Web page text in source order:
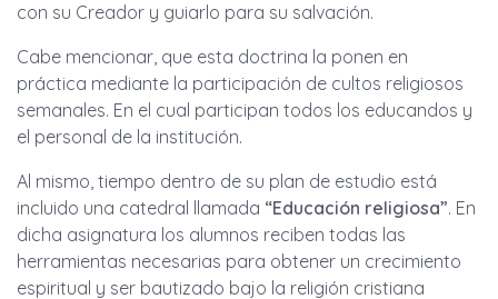
con su Creador y guiarlo para su salvación.
Cabe mencionar, que esta doctrina la ponen en
práctica mediante la participación de cultos religiosos
semanales. En el cual participan todos los educandos y
el personal de la institución.
Al mismo, tiempo dentro de su plan de estudio está
incluido una catedral llamada “Educación religiosa”. En
dicha asignatura los alumnos reciben todas las
herramientas necesarias para obtener un crecimiento
espiritual y ser bautizado bajo la religión cristiana